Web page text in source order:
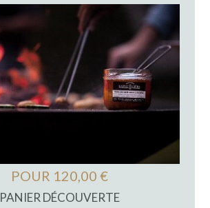
POUR 120,00 €
PANIER DÉCOUVERTE